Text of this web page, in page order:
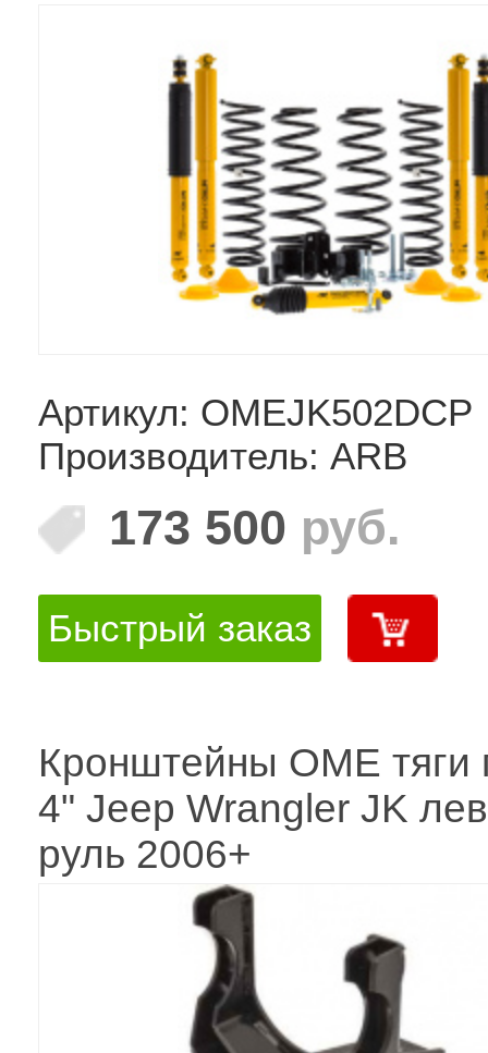
Артикул: OMEJK502DCP
Производитель: ARB
173 500 руб.
Быстрый заказ
Кронштейны OME тяги
4" Jeep Wrangler JK
руль 2006+